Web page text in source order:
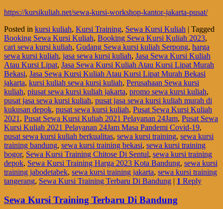
https://kursikuliah.net/sewa-kursi-workshop-kantor-jakarta-pusat/
Posted in kursi kuliah, Kursi Training, Sewa Kursi Kuliah | Tagged
Booking Sewa Kursi Kuliah, Booking Sewa Kursi Kuliah 2023,
cari sewa kursi kuliah, Gudang Sewa kursi kuliah Serpong, harga
sewa kursi kuliah, jasa sewa kursi kuliah, Jasa Sewa Kursi Kuliah
Atau Kursi Lipat, Jasa Sewa Kursi Kuliah Atau Kursi Lipat Murah
Bekasi, Jasa Sewa Kursi Kuliah Atau Kursi Lipat Murah Bekasi
jakarta, kursi kuliah sewa kursi kuliah, Perusahaan Sewa kursi
kuliah, piusat sewa kursi kuliah jakarta, promo sewa kursi kuliah,
pusat jasa sewa kursi kuliah, pusat jasa sewa kursi kuliah murah di
kukusan depok, pusat sewa kursi kuliah, Pusat Sewa Kursi Kuliah
2021 , Pusat Sewa Kursi Kuliah 2021 Pelayanan 24Jam, Pusat Sewa
Kursi Kuliah 2021 Pelayanan 24Jam Masa Pandemi Covid-19,
pusat sewa kursi kuliah berkualitas, sewa kursi training, sewa kursi
training bandung, sewa kursi training bekasi, sewa kursi training
bogor, Sewa Kursi Training Chitose Di Sentul, sewa kursi training
depok, Sewa Kursi Training Harga 2023 Kota Bandung, sewa kursi
training jabodetabek, sewa kursi training jakarta, sewa kursi training
tangerang, Sewa Kursi Training Terbaru Di Bandung | 1 Reply
Sewa Kursi Training Terbaru Di Bandung